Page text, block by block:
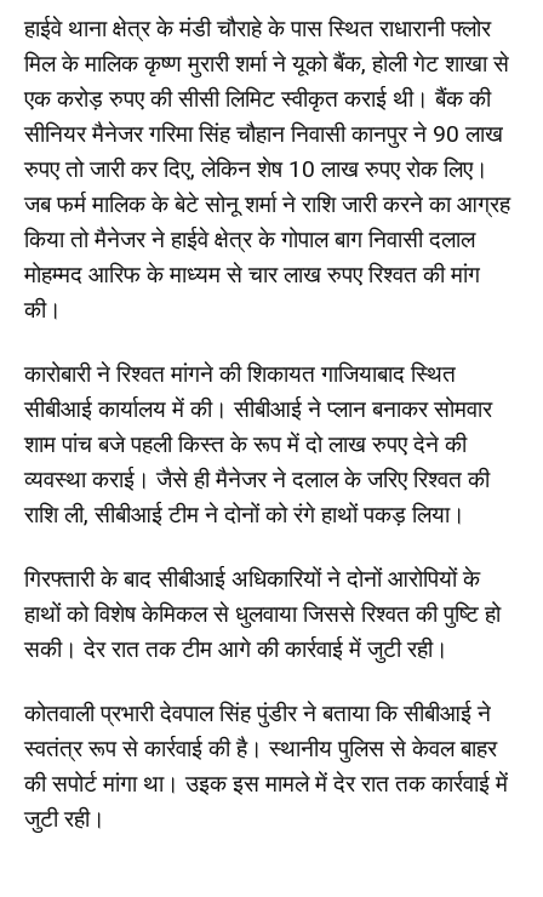
हाईवे थाना क्षेत्र के मंडी चौराहे के पास स्थित राधारानी फ्लोर
मिल के मालिक कृष्ण मुरारी शर्मा ने यूको बैंक, होली गेट शाखा से
एक करोड़ रुपए की सीसी लिमिट स्वीकृत कराई थी। बैंक की
सीनियर मैनेजर गरिमा सिंह चौहान निवासी कानपुर ने 90 लाख
रुपए तो जारी कर दिए, लेकिन शेष 10 लाख रुपए रोक लिए।
जब फर्म मालिक के बेटे सोनू शर्मा ने राशि जारी करने का आग्रह
किया तो मैनेजर ने हाईवे क्षेत्र के गोपाल बाग निवासी दलाल
मोहम्मद आरिफ के माध्यम से चार लाख रुपए रिश्वत की मांग
की।
कारोबारी ने रिश्वत मांगने की शिकायत गाजियाबाद स्थित
सीबीआई कार्यालय में की। सीबीआई ने प्लान बनाकर सोमवार
शाम पांच बजे पहली किस्त के रूप में दो लाख रुपए देने की
व्यवस्था कराई। जैसे ही मैनेजर ने दलाल के जरिए रिश्वत की
राशि ली, सीबीआई टीम ने दोनों को रंगे हाथों पकड़ लिया।
गिरफ्तारी के बाद सीबीआई अधिकारियों ने दोनों आरोपियों के
हाथों को विशेष केमिकल से धुलवाया जिससे रिश्वत की पुष्टि हो
सकी। देर रात तक टीम आगे की कार्रवाई में जुटी रही।
कोतवाली प्रभारी देवपाल सिंह पुंडीर ने बताया कि सीबीआई ने
स्वतंत्र रूप से कार्रवाई की है। स्थानीय पुलिस से केवल बाहर
की सपोर्ट मांगा था। उइक इस मामले में देर रात तक कार्रवाई में
जुटी रही।